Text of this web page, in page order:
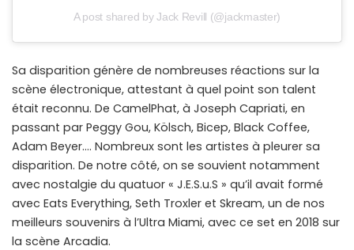
A post shared by Jack Revill (@jackmaster)
Sa disparition génère de nombreuses réactions sur la
scène électronique, attestant à quel point son talent
était reconnu. De CamelPhat, à Joseph Capriati, en
passant par Peggy Gou, Kölsch, Bicep, Black Coffee,
Adam Beyer…. Nombreux sont les artistes à pleurer sa
disparition. De notre côté, on se souvient notamment
avec nostalgie du quatuor « J.E.S.u.S » qu’il avait formé
avec Eats Everything, Seth Troxler et Skream, un de nos
meilleurs souvenirs à l’Ultra Miami, avec ce set en 2018 sur
la scène Arcadia.